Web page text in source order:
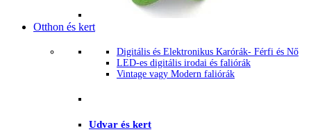
Otthon és kert
Digitális és Elektronikus Karórák- Férfi és Nő
LED-es digitális irodai és faliórák
Vintage vagy Modern faliórák
Udvar és kert